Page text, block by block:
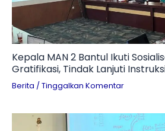
Kepala MAN 2 Bantul Ikuti
Gratifikasi, Tindak Lanjuti
Berita / Tinggalkan Komentar